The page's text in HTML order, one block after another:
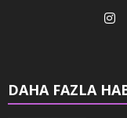
DAHA FAZLA